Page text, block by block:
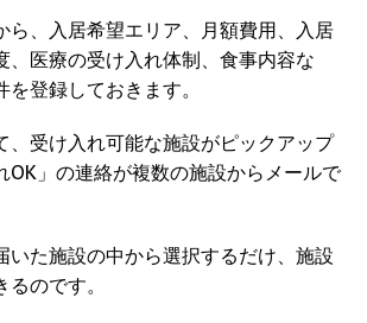
ら、入居希望エリア、月額費用、入居
、医療の受け入れ体制、食事内容な
登録しておきます。
、受け入れ可能な施設がピックアップ
OK」の連絡が複数の施設からメールで
いた施設の中から選択するだけ、施設
のです。